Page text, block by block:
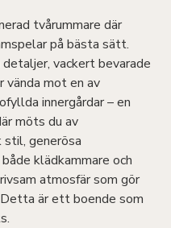
tvårummare där
på bästa sätt.
vackert bevarade
vända mot en av
innergårdar – en
möts du av
generösa
klädkammare och
atmosfär som gör
är ett boende som